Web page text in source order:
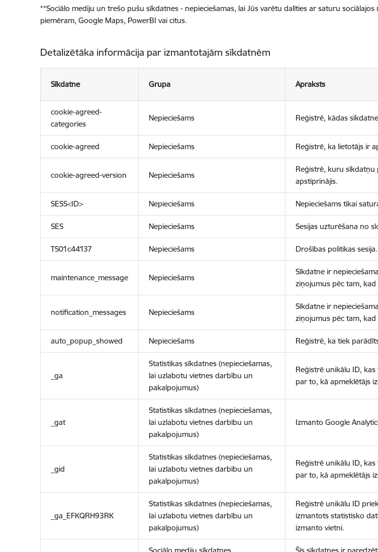
**Sociālo mediju un trešo pušu sīkdatnes - nepieciešamas, lai Jūs varētu dalīties ar saturu
piemēram, Google Maps, PowerBI vai citus.
Detalizētāka informācija par izmantotajām sīkdatnēm
Sīkdatne Grupa Apraksts
cookie-agreed-
categories
Nepieciešams Reģistrē, kādas
cookie-agreed Nepieciešams Reģistrē, ka lietotājs ir
cookie-agreed-version Nepieciešams
Reģistrē, kuru sīkdatņu
apstiprinājis.
SESS<ID> Nepieciešams Nepieciešams tikai
SES Nepieciešams Sesijas uzturēšana no
TS01c44137 Nepieciešams Drošības politikas sesija.
maintenance_message Nepieciešams
Sīkdatne ir
ziņojumus pēc tam, kad
notification_messages Nepieciešams
Sīkdatne ir
ziņojumus pēc tam, kad
auto_popup_showed Nepieciešams Reģistrē, ka tiek
_ga
Statistikas sīkdatnes (nepieciešamas,
lai uzlabotu vietnes darbību un
pakalpojumus)
Reģistrē unikālu ID,
par to, kā apmeklētājs
_gat
Statistikas sīkdatnes (nepieciešamas,
lai uzlabotu vietnes darbību un
pakalpojumus)
Izmanto Google
_gid
Statistikas sīkdatnes (nepieciešamas,
lai uzlabotu vietnes darbību un
pakalpojumus)
Reģistrē unikālu ID,
par to, kā apmeklētājs
_ga_EFKQRH93RK
Statistikas sīkdatnes (nepieciešamas,
lai uzlabotu vietnes darbību un
pakalpojumus)
Reģistrē unikālu ID
izmantots statistisko
izmanto vietni.